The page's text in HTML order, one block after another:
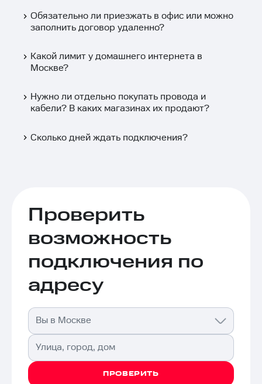
Обязательно ли приезжать в офис или можно
заполнить договор удаленно?
Какой лимит у домашнего интернета в
Москве?
Нужно ли отдельно покупать провода и
кабели? В каких магазинах их продают?
Сколько дней ждать подключения?
Проверить
возможность
подключения по
адресу
Вы в Москве
Улица, город, дом
ПРОВЕРИТЬ